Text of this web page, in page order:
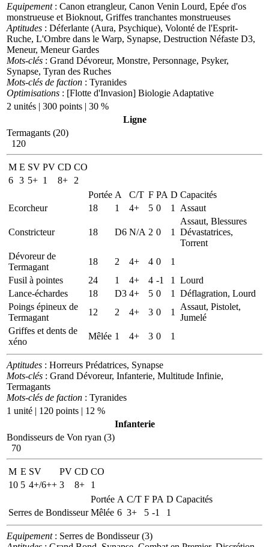
Equipement: Canon etrangleur, Canon Venin Lourd, Epée d'os
monstrueuse et Bioknout, Griffes tranchantes monstrueuses
Aptitudes : Déferlante (Aura, Psychique), Volonté de l'Esprit-
Ruche, L'Ombre dans le Warp, Synapse, Destruction Néfaste D3,
Meneur, Meneur Gardes
Mots-clés : Grand Dévoreur, Monstre, Personnage, Psyker,
Synapse, Tyran des Ruches
Mots-clés de faction : Tyranides
Optimisations : [Flotte d'Invasion] Biologie Adaptative
2 unités | 300 points | 30 %
Ligne
Termagants (20)
120
M E SV PV CD CO
6 3 5+ 1 8+
2
Portée A C/T F PA D Capacités
Ecorcheur
18 1 4+ 5 0 1 Assaut
Constricteur 18 D6 N/A 2 0 1
Assaut, Blessures
Dévastatrices,
Torrent
Dévoreur de
Termagant
18 2 4+ 4 0
1
Fusil à pointes
24 1 4+ 4 -1 1
Lourd
Lance-échardes
18 D3 4+ 5 0 1
Déflagration, Lourd
Poings épineux de
Termagant
12 2 4+ 3 0 1
Assaut, Pistolet,
Jumelé
Griffes et dents de
xéno
Mêlée 1 4+ 3 0 1
Aptitudes : Horreurs Prédatrices, Synapse
Mots-clés : Grand Dévoreur, Infanterie, Multitude Infinie,
Termagants
Mots-clés de faction : Tyranides
1 unité | 120 points | 12 %
Infanterie
Bondisseurs de Von ryan (3)
70
M E SV PV CD CO
10 5 4+/6++ 3 8+
1
Portée A C/T F PA D Capacités
Serres de Bondisseur Mêlée 6 3+ 5 -1 1
Equipement: Serres de Bondisseur (3)